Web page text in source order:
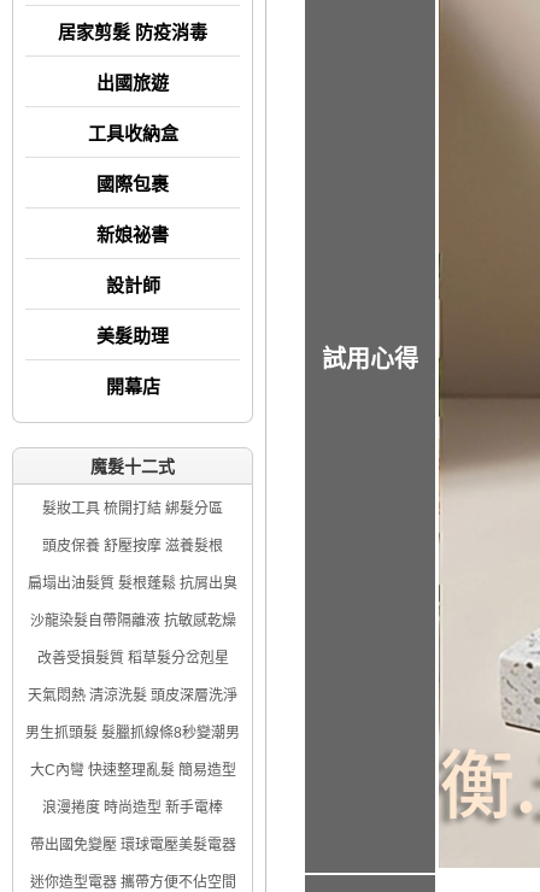
居家剪髮 防疫消毒
出國旅遊
工具收納盒
國際包裹
新娘祕書
設計師
美髮助理
開幕店
魔髮十二式
髮妝工具 梳開打結 綁髮分區
頭皮保養 舒壓按摩 滋養髮根
扁塌出油髮質 髮根蓬鬆 抗屑出臭
沙龍染髮自帶隔離液 抗敏感乾燥
改善受損髮質 稻草髮分岔剋星
天氣悶熱 清涼洗髮 頭皮深層洗淨
男生抓頭髮 髮臘抓線條8秒變潮男
大C內彎 快速整理亂髮 簡易造型
浪漫捲度 時尚造型 新手電棒
帶出國免變壓 環球電壓美髮電器
迷你造型電器 攜帶方便不佔空間
試用心得